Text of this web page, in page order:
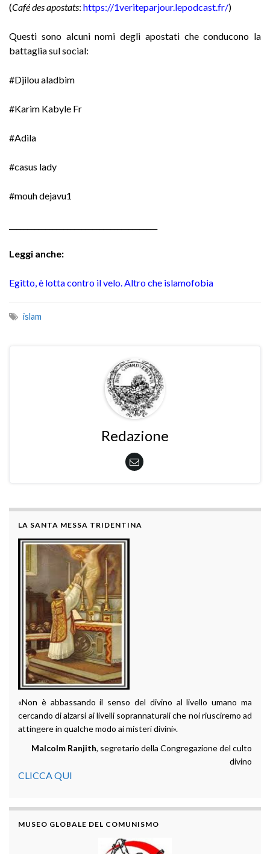
(Café des apostats: https://1veriteparjour.lepodcast.fr/)
Questi sono alcuni nomi degli apostati che conducono la
battaglia sul social:
#Djilou aladbim
#Karim Kabyle Fr
#Adila
#casus lady
#mouh dejavu1
Leggi anche:
Egitto, è lotta contro il velo. Altro che islamofobia
islam
Redazione
LA SANTA MESSA TRIDENTINA
«Non è abbassando il senso del divino al livello umano ma
cercando di alzarsi ai livelli soprannaturali che noi riusciremo ad
attingere in qualche modo ai misteri divini».
Malcolm Ranjith, segretario della Congregazione del culto
divino
CLICCA QUI
MUSEO GLOBALE DEL COMUNISMO